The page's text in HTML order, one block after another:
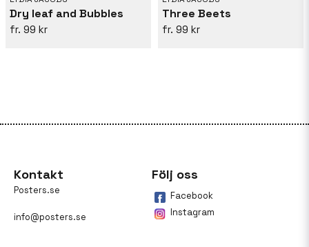
Dry leaf and Bubbles
99 kr
Three Beets
99 kr
Kontakt
Posters.se
info@posters.se
Följ oss
Facebook
Instagram